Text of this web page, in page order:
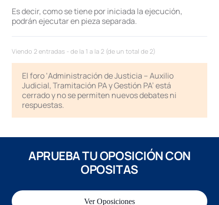
Es decir, como se tiene por iniciada la ejecución,
podrán ejecutar en pieza separada.
Viendo 2 entradas - de la 1 a la 2 (de un total de 2)
El foro ‘Administración de Justicia – Auxilio
Judicial, Tramitación PA y Gestión PA’ está
cerrado y no se permiten nuevos debates ni
respuestas.
APRUEBA TU OPOSICIÓN CON
OPOSITAS
Ver Oposiciones